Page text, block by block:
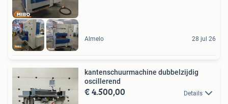
Almelo 28 jul 26
kantenschuurmachine dubbelzijdig
oscillerend
€ 4.500,00 Details